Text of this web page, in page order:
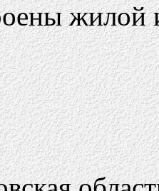
жилой